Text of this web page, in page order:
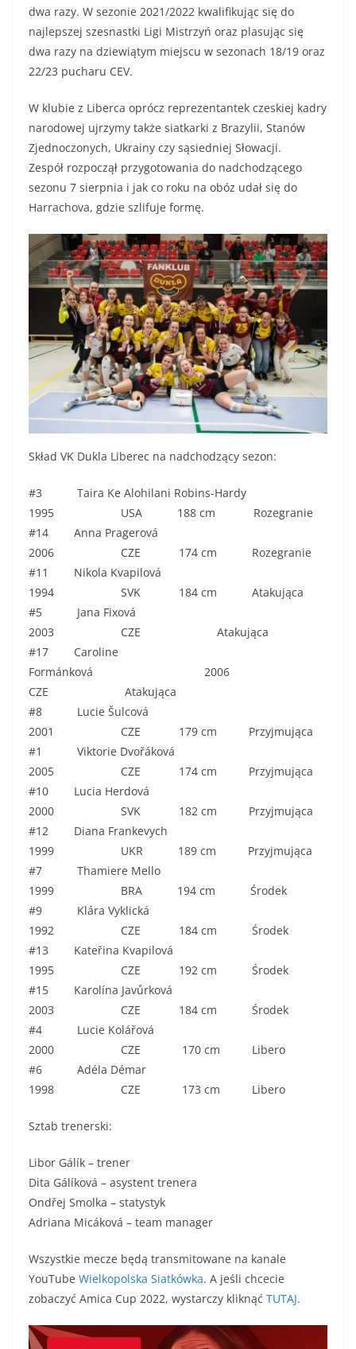
dwa razy. W sezonie 2021/2022 kwalifikując się do
najlepszej szesnastki Ligi Mistrzyń oraz plasując się
dwa razy na dziewiątym miejscu w sezonach 18/19 oraz
22/23 pucharu CEV.
W klubie z Liberca oprócz reprezentantek czeskiej kadry
narodowej ujrzymy także siatkarki z Brazylii, Stanów
Zjednoczonych, Ukrainy czy sąsiedniej Słowacji.
Zespół rozpoczął przygotowania do nadchodzącego
sezonu 7 sierpnia i jak co roku na obóz udał się do
Harrachova, gdzie szlifuje formę.
Skład VK Dukla Liberec na nadchodzący sezon:
#3 Taira Ke Alohilani Robins-Hardy
1995 USA 188 cm Rozegranie
#14 Anna Pragerová
2006 CZE 174 cm Rozegranie
#11 Nikola Kvapilová
1994 SVK 184 cm Atakująca
#5 Jana Fixová
2003 CZE Atakująca
#17 Caroline
Formánková 2006
CZE Atakująca
#8 Lucie Šulcová
2001 CZE 179 cm Przyjmująca
#1 Viktorie Dvořáková
2005 CZE 174 cm Przyjmująca
#10 Lucia Herdová
2000 SVK 182 cm Przyjmująca
#12 Diana Frankevych
1999 UKR 189 cm Przyjmująca
#7 Thamiere Mello
1999 BRA 194 cm Środek
#9 Klára Vyklická
1992 CZE 184 cm Środek
#13 Kateřina Kvapilová
1995 CZE 192 cm Środek
#15 Karolína Javůrková
2003 CZE 184 cm Środek
#4 Lucie Kolářová
2000 CZE 170 cm Libero
#6 Adéla Démar
1998 CZE 173 cm Libero
Sztab trenerski:
Libor Gálík – trener
Dita Gálíková – asystent trenera
Ondřej Smolka – statystyk
Adriana Micáková – team manager
Wszystkie mecze będą transmitowane na kanale
YouTube Wielkopolska Siatkówka. A jeśli chcecie
zobaczyć Amica Cup 2022, wystarczy kliknąć TUTAJ.